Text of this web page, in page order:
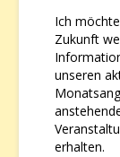
Ich
Zukunft
unseren
erhalten.